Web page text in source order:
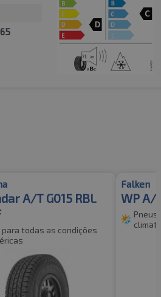
A/T G015 RBL
para todas as condições
Falken
WP A/
Pneus